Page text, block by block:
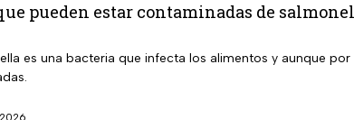
pueden estar contaminadas de
es una bacteria que infecta los alimentos y aunque